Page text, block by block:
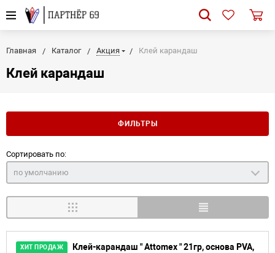
Главная Каталог Акция Клей карандаш
Клей карандаш
ФИЛЬТРЫ
Сортировать по:
по умолчанию
ХИТ ПРОДАЖ
Клей-карандаш " Attomex " 21гр, основа PVA,